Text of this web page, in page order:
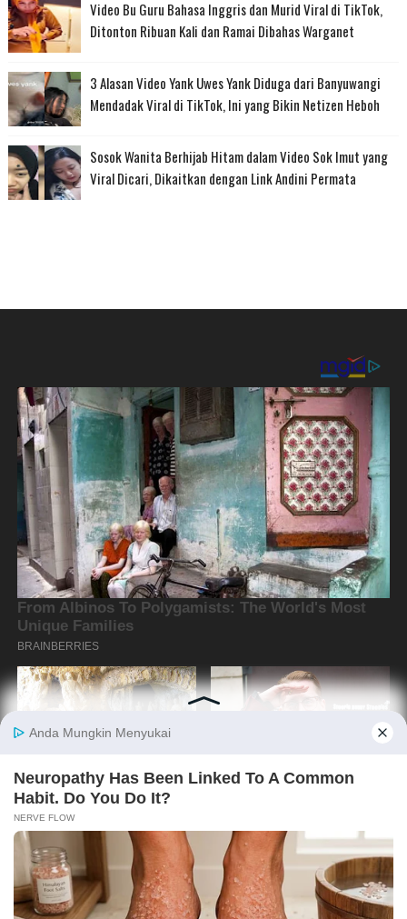
Video Bu Guru Bahasa Inggris dan Murid Viral di TikTok,
Ditonton Ribuan Kali dan Ramai Dibahas Warganet
3 Alasan Video Yank Uwes Yank Diduga dari Banyuwangi
Mendadak Viral di TikTok, Ini yang Bikin Netizen Heboh
Sosok Wanita Berhijab Hitam dalam Video Sok Imut yang
Viral Dicari, Dikaitkan dengan Link Andini Permata